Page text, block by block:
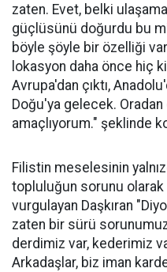
zaten. Evet, belki
güçlüsünü doğurdu bu
böyle şöyle bir özelliği
lokasyon daha önce hiç
Avrupa'dan çıktı,
Doğu'ya gelecek. Oradan
amaçlıyorum." şeklinde
Filistin meselesinin
topluluğun sorunu
vurgulayan Daşkıran
zaten bir sürü
derdimiz var, kederimiz
Arkadaşlar, biz iman